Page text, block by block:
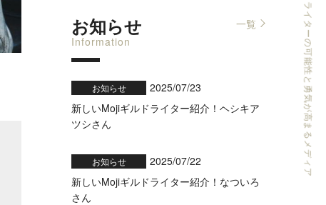
お知らせ
Information
一覧
お知らせ
2025/07/23
新しいMojiギルドライター紹介！ヘシキア
ツシさん
お知らせ
2025/07/22
新しいMojiギルドライター紹介！なついろ
さん
ライターの可能性と勇気が高まるメディア